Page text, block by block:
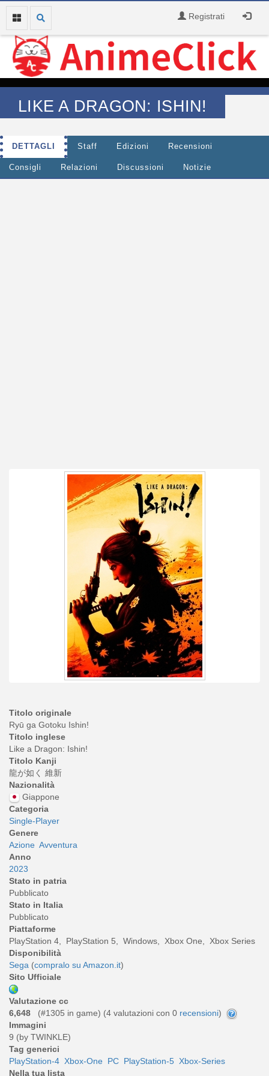
Registrati
LIKE A DRAGON: ISHIN!
DETTAGLI Staff Edizioni Recensioni
Consigli Relazioni Discussioni Notizie
Titolo originale
Ryū ga Gotoku Ishin!
Titolo inglese
Like a Dragon: Ishin!
Titolo Kanji
龍が如く 維新
Nazionalità
Giappone
Categoria
Single-Player
Genere
Azione Avventura
Anno
2023
Stato in patria
Pubblicato
Stato in Italia
Pubblicato
Piattaforme
PlayStation 4, PlayStation 5, Windows, Xbox One, Xbox Series
Disponibilità
Sega (compralo su Amazon.it)
Sito Ufficiale
Valutazione cc
6,648
(#1305 in game) (4 valutazioni con 0 recensioni)
Immagini
9 (by TWINKLE)
Tag generici
PlayStation-4 Xbox-One PC PlayStation-5 Xbox-Series
Nella tua lista